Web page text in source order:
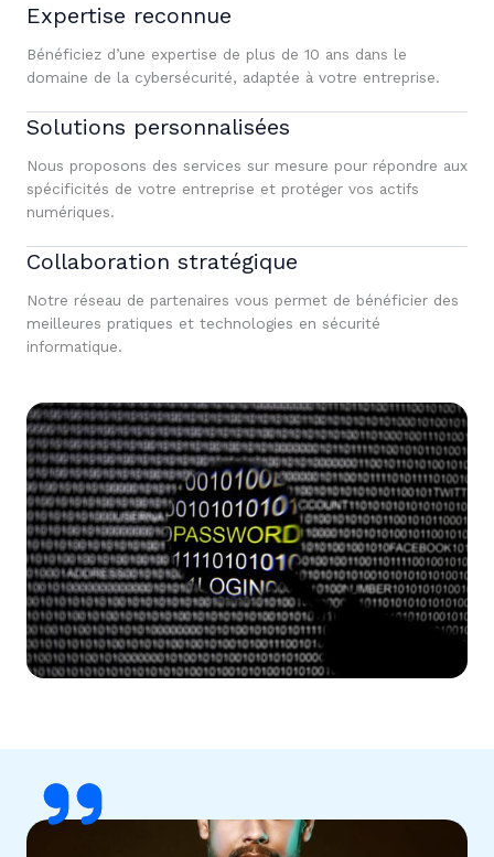
Expertise reconnue
Bénéficiez d’une expertise de plus de 10 ans dans le
domaine de la cybersécurité, adaptée à votre entreprise.
Solutions personnalisées
Nous proposons des services sur mesure pour répondre aux
spécificités de votre entreprise et protéger vos actifs
numériques.
Collaboration stratégique
Notre réseau de partenaires vous permet de bénéficier des
meilleures pratiques et technologies en sécurité
informatique.